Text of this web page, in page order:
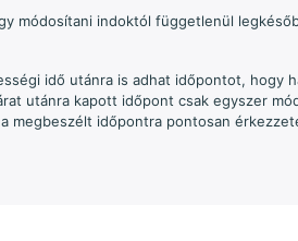
módosítani indoktól függetlenül
idő utánra is adhat időpontot, hogy
utánra kapott időpont csak egyszer
megbeszélt időpontra pontosan